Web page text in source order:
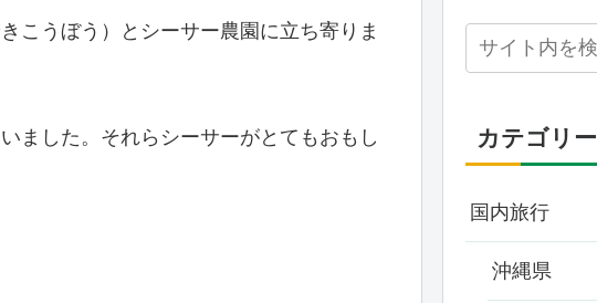
こうぼう）とシーサー農園に立ち寄りま
ました。それらシーサーがとてもおもし
カテゴリー
国内旅行
沖縄県